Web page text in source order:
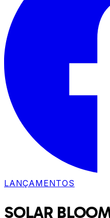
LANÇAMENTOS
SOLAR